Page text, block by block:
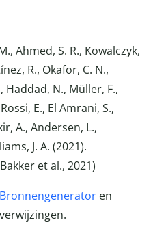
Ahmed, S. R., Kowalczyk,
R., Okafor, C. N.,
Haddad, N., Müller, F.,
E., El Amrani, S.,
A., Andersen, L.,
J. A. (2021).
et al., 2021)
Bronnengenerator en